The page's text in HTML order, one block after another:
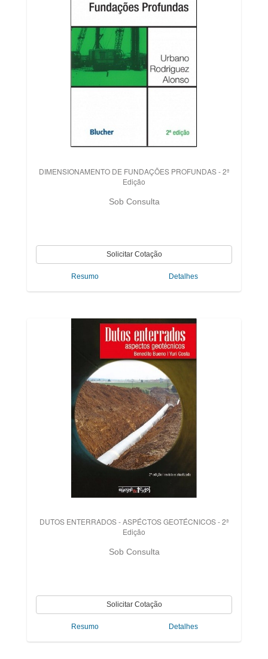
DIMENSIONAMENTO DE FUNDAÇÕES PROFUNDAS - 2ª
Edição
Sob Consulta
Resumo Detalhes
DUTOS ENTERRADOS - ASPÉCTOS GEOTÉCNICOS - 2ª
Edição
Sob Consulta
Resumo Detalhes